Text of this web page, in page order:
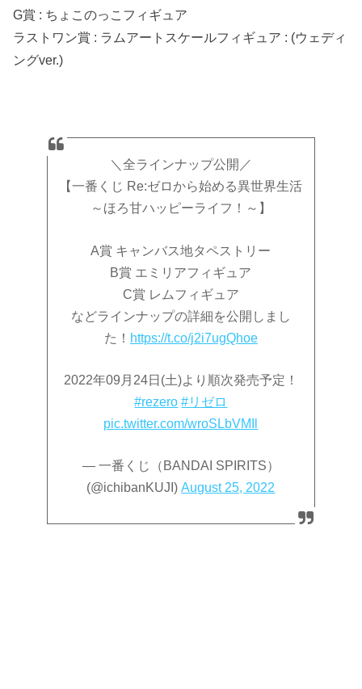
G賞 : ちょこのっこフィギュア
ラストワン賞 : ラムアートスケールフィギュア : (ウェディ
ングver.)
＼全ラインナップ公開／
【一番くじ Re:ゼロから始める異世界生活
～ほろ甘ハッピーライフ！～】
A賞 キャンバス地タペストリー
B賞 エミリアフィギュア
C賞 レムフィギュア
などラインナップの詳細を公開しまし
た！ https://t.co/j2i7ugQhoe
2022年09月24日(土)より順次発売予定！
#rezero #リゼロ
pic.twitter.com/wroSLbVMIl
— 一番くじ（BANDAI SPIRITS）
(@ichibanKUJI)August 25, 2022